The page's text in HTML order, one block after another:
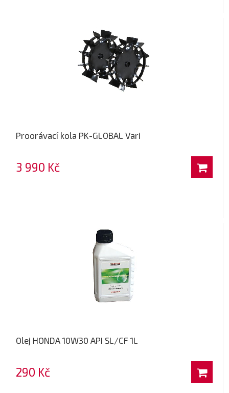
Proorávací kola PK-GLOBAL Vari
3 990 Kč
Olej HONDA 10W30 API SL/CF 1L
290 Kč